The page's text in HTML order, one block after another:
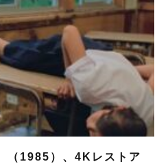
（1985）、4Kレストア